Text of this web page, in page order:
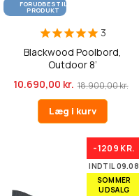
FORUDBESTIL
PRODUKT
3
Blackwood Poolbord,
Outdoor 8’
10.690,00 kr. 18.900,00 kr.
Læg i kurv
-1209 KR.
INDTIL 09.08
SOMMER
UDSALG